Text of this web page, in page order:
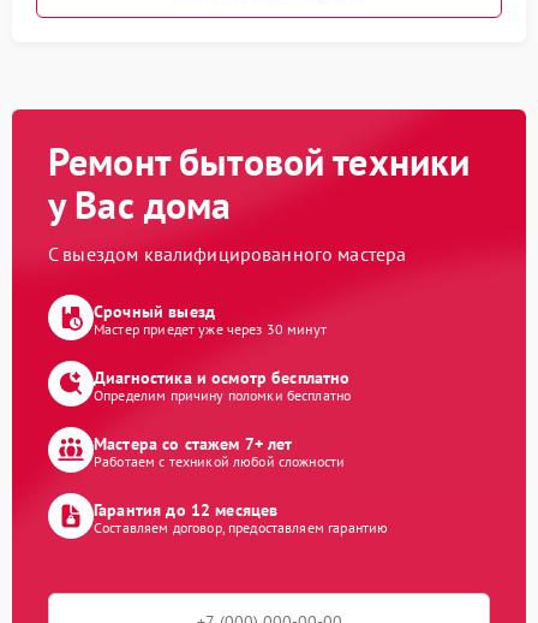
Ремонт бытовой техники
у Вас дома
С выездом квалифицированного мастера
Срочный выезд
Мастер приедет уже через 30 минут
Диагностика и осмотр бесплатно
Определим причину поломки бесплатно
Мастера со стажем 7+ лет
Работаем с техникой любой сложности
Гарантия до 12 месяцев
Составляем договор, предоставляем гарантию